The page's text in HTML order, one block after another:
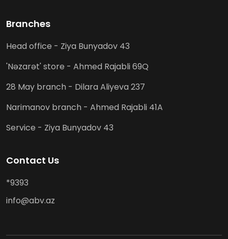
Branches
Head office - Ziya Bunyadov 43
'Nəzarət' store - Ahmed Rajabli 69Q
28 May branch - Dilara Aliyeva 237
Narimanov branch - Ahmed Rajabli 41A
Service - Ziya Bunyadov 43
Contact Us
*9393
info@abv.az